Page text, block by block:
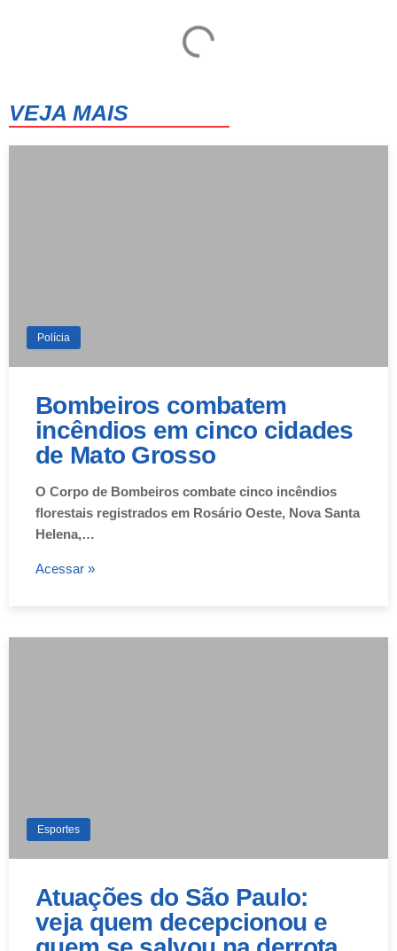
VEJA MAIS
Polícia
Bombeiros combatem
incêndios em cinco cidades
de Mato Grosso
O Corpo de Bombeiros combate cinco incêndios
florestais registrados em Rosário Oeste, Nova Santa
Helena,…
Acessar »
Esportes
Atuações do São Paulo:
veja quem decepcionou e